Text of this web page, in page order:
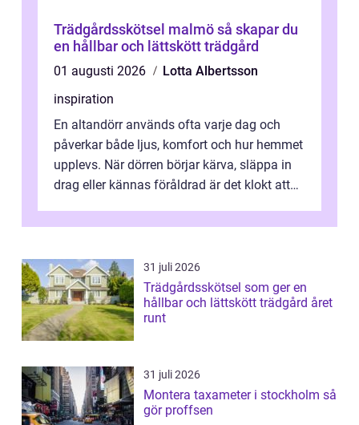
Trädgårdsskötsel malmö så skapar du
en hållbar och lättskött trädgård
01 augusti 2026
Lotta Albertsson
inspiration
En altandörr används ofta varje dag och
påverkar både ljus, komfort och hur hemmet
upplevs. När dörren börjar kärva, släppa in
drag eller kännas föråldrad är det klokt att
31 juli 2026
Trädgårdsskötsel som ger en
hållbar och lättskött trädgård året
runt
31 juli 2026
Montera taxameter i stockholm så
gör proffsen